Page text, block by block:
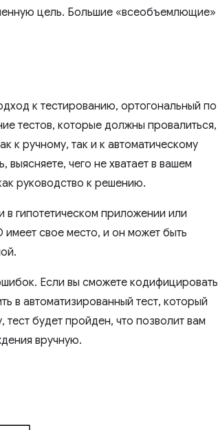
цель. Большие «всеобъемлющие»
к тестированию, ортогональный по
тестов, которые должны провалиться,
к ручному, так и к автоматическому
чего не хватает в вашем
руководство к решению.
гипотетическом приложении или
имеет свое место, и он может быть
Если вы сможете кодифицировать
в автоматизированный тест, который
будет пройден, что позволит вам
вручную.